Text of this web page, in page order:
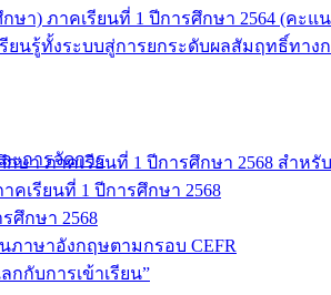
ะการจัดการ
ษา) ภาคเรียนที่ 1 ปีการศึกษา 2564 (คะแ
นรู้ทั้งระบบสู่การยกระดับผลสัมฤทธิ์ทาง
กษา ภาคเรียนที่ 1 ปีการศึกษา 2568 สำห
คเรียนที่ 1 ปีการศึกษา 2568
ศึกษา 2568
าษาอังกฤษตามกรอบ CEFR
กกับการเข้าเรียน”